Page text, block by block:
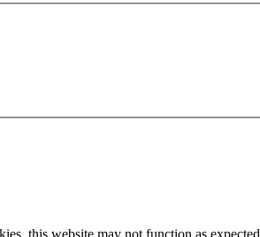
this website may not function as expected.